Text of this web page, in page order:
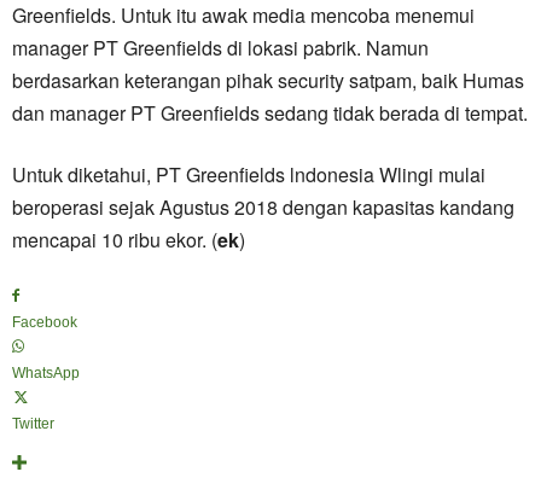
Greenfields. Untuk itu awak media mencoba menemui
manager PT Greenfields di lokasi pabrik. Namun
berdasarkan keterangan pihak security satpam, baik Humas
dan manager PT Greenfields sedang tidak berada di tempat.
Untuk diketahui, PT Greenfields lndonesia Wlingi mulai
beroperasi sejak Agustus 2018 dengan kapasitas kandang
mencapai 10 ribu ekor. (ek)
Facebook
WhatsApp
Twitter